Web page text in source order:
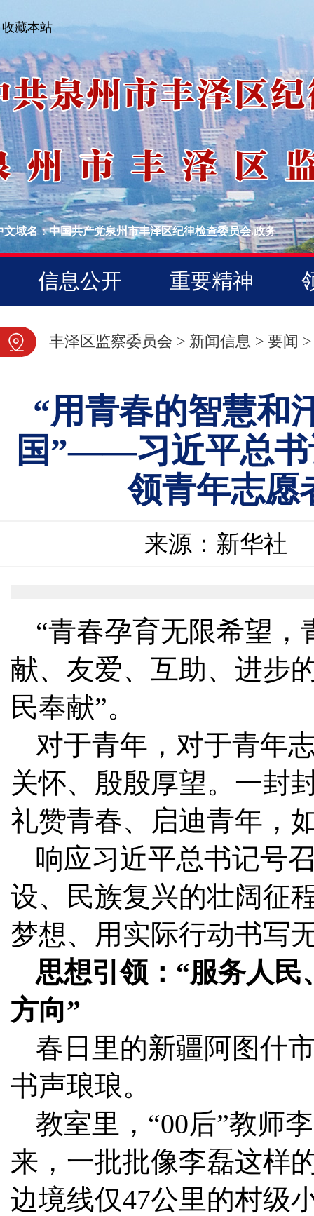
收藏本站
文域名：中国共产党泉州市丰泽区纪律检查委员会.政务
信息公开 重要精神
图片新闻
丰泽区监察委员会 > 新闻信息 > 要闻 >
“用青春的智慧和
国”——习近平总书
领青年志愿
来源：新华社
“青春孕育无限希望，
献、友爱、互助、进步
民奉献”。
对于青年，对于青年
关怀、殷殷厚望。一封
礼赞青春、启迪青年，
响应习近平总书记号
设、民族复兴的壮阔征
梦想、用实际行动书写
思想引领：“服务人
方向”
春日里的新疆阿图什
书声琅琅。
教室里，“00后”教师
来，一批批像李磊这样
边境线仅47公里的村级